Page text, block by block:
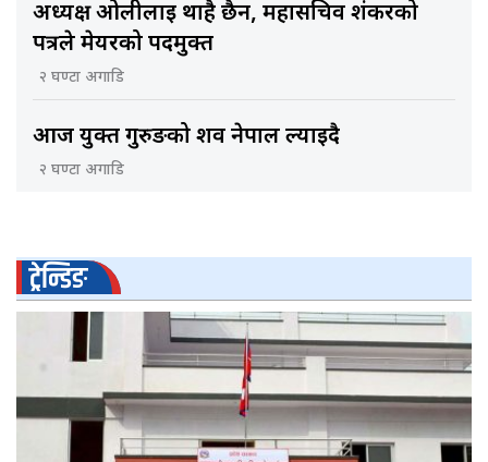
अध्यक्ष ओलीलाई थाहै छैन, महासचिव शंकरको
पत्रले मेयरको पदमुक्त
२ घण्टा अगाडि
आज युक्त गुरुङको शव नेपाल ल्याइदै
२ घण्टा अगाडि
ट्रेन्डिङ